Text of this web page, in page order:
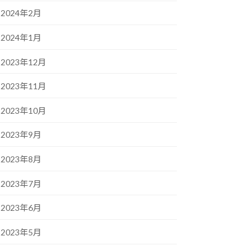
2024年2月
2024年1月
2023年12月
2023年11月
2023年10月
2023年9月
2023年8月
2023年7月
2023年6月
2023年5月